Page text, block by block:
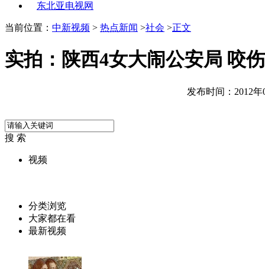
东北亚电视网
当前位置： 中新视频 > 热点新闻 >社会 >正文
实拍：陕西4女大闹公安局 咬
发布时间：2012年
搜 索
视频
分类浏览
大家都在看
最新视频